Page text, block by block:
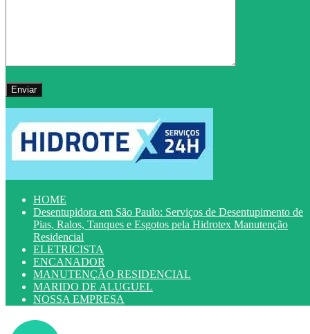
HOME
Desentupidora em São Paulo: Serviços de Desentupimento de
Pias, Ralos, Tanques e Esgotos pela Hidrotex Manutenção
Residencial
ELETRICISTA
ENCANADOR
MANUTENÇÃO RESIDENCIAL
MARIDO DE ALUGUEL
NOSSA EMPRESA